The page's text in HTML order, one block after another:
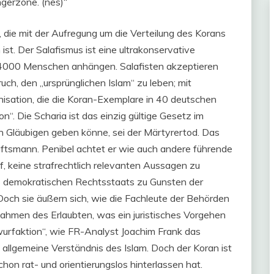
mit der Aufregung um die Verteilung des Korans
Der Salafismus ist eine ultrakonservative
Menschen anhängen. Salafisten akzeptieren
den „ursprünglichen Islam“ zu leben; mit
die die Koran-Exemplare in 40 deutschen
Die Scharia ist das einzig gültige Gesetz im
geben könne, sei der Märtyrertod. Das
Penibel achtet er wie auch andere führende
keine strafrechtlich relevanten Aussagen zu
Rechtsstaats zu Gunsten der
sie äußern sich, wie die Fachleute der Behörden
des Erlaubten, was ein juristisches Vorgehen
wie FR-Analyst Joachim Frank das
Verständnis des Islam. Doch der Koran ist
rat- und orientierungslos hinterlassen hat.